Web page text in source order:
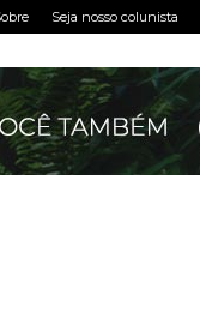
Seja nosso colunista